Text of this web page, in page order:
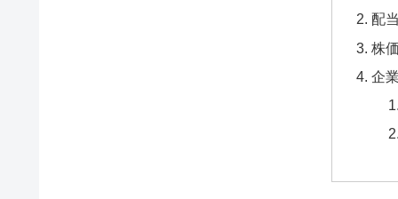
配
株
企